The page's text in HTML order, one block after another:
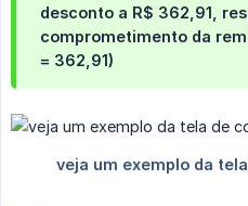
desconto a R$ 362,91,
comprometimento da
= 362,91)